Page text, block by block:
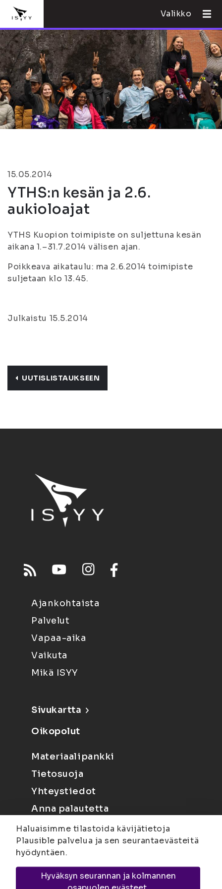
Valikko
15.05.2014
YTHS:n kesän ja 2.6.
aukioloajat
YTHS Kuopion toimipiste on suljettuna kesän
aikana 1.–31.7.2014 välisen ajan.
Poikkeava aikataulu: ma 2.6.2014 toimipiste
suljetaan klo 13.45.
Julkaistu 15.5.2014
UUTISLISTAUKSEEN
Ajankohtaista
Palvelut
Vapaa-aika
Vaikuta
Mikä ISYY
Sivukartta
Oikopolut
Materiaalipankki
Tietosuoja
Yhteystiedot
Anna palautetta
Joensuu Suvantokatu 6, 80100 Joensuu |
Haluaisimme tilastoida kävijätietoja
Plausible palvelua ja sen seurantaevästeitä
hyödyntäen.
Hyväksyn seurannan ja kolmannen